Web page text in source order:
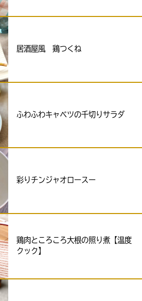
居酒屋風 鶏つくね
ふわふわキャベツの千切りサラダ
彩りチンジャオロースー
鶏肉ところころ大根の照り煮【温度
クック】